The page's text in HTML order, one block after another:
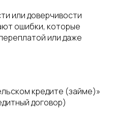
или доверчивости
ошибки, которые
или даже
кредите (займе)»
договор)